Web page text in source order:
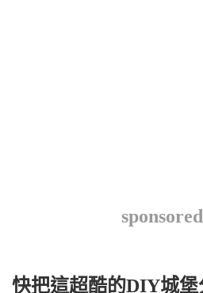
快把這超酷的DIY城